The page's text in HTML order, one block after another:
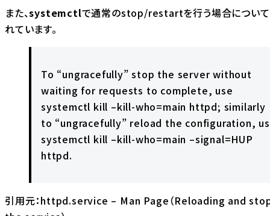
また、systemctlで通常のstop/restartを行う場合につい
れています。
To “ungracefully” stop the server without
waiting for requests to complete, use
systemctl kill –kill-who=main httpd; similarly
to “ungracefully” reload the configuration,
systemctl kill –kill-who=main –signal=HUP
httpd.
引用元：httpd.service – Man Page（Reloading and